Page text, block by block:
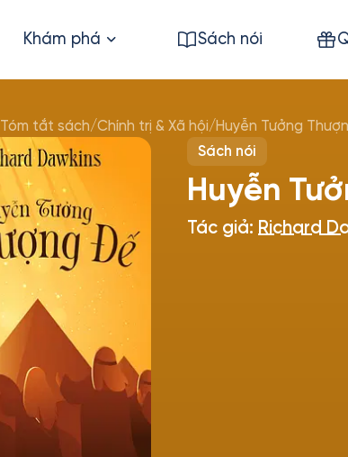
Khám phá Sách nói
Tóm tắt sách/Chính trị & Xã hội/Huyễn Tưởng
Sách nói
Huyễn
Tác giả: Richard